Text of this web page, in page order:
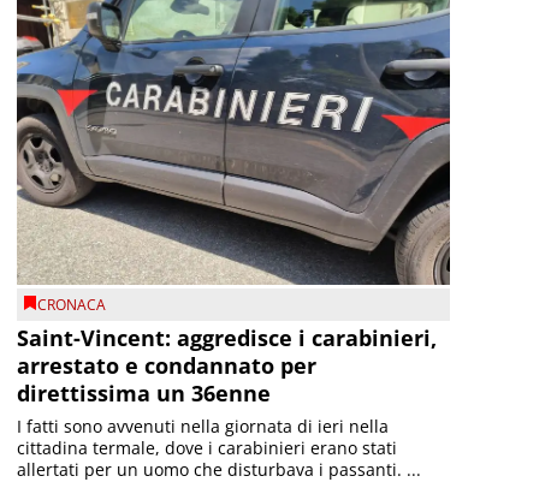
CRONACA
Saint-Vincent: aggredisce i carabinieri,
arrestato e condannato per
direttissima un 36enne
I fatti sono avvenuti nella giornata di ieri nella
cittadina termale, dove i carabinieri erano stati
allertati per un uomo che disturbava i passanti. ...